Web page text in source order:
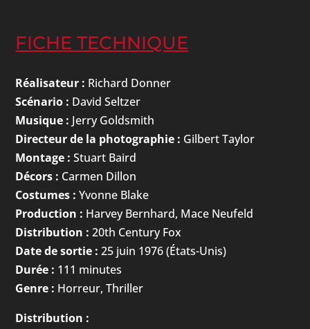
FICHE TECHNIQUE
Réalisateur : Richard Donner
Scénario : David Seltzer
Musique : Jerry Goldsmith
Directeur de la photographie : Gilbert Taylor
Montage : Stuart Baird
Décors : Carmen Dillon
Costumes : Yvonne Blake
Production : Harvey Bernhard, Mace Neufeld
Distribution : 20th Century Fox
Date de sortie : 25 juin 1976 (États-Unis)
Durée : 111 minutes
Genre : Horreur, Thriller
Distribution :